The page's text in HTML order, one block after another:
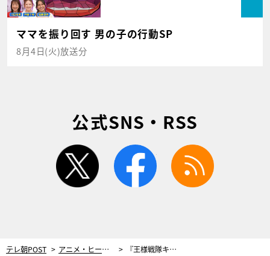
ママを振り回す 男の子の行動SP
8月4日(火)放送分
公式SNS・RSS
twitter facebook
テレ朝POST アニメ・ヒーロー 『王様戦隊キングオージャー』新章突入！決着から2年後…新たな舞台は“宇宙”へ